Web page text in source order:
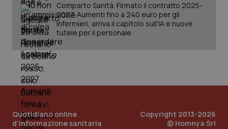
Comparto Sanità. Firmato il contratto 2025-
2027. Aumenti fino a 240 euro per gli
infermieri, arriva il capitolo sull'IA e nuove
tutele per il personale
Quotidiano online
d'informazione sanitaria
Copyright 2013-2026
© Homnya Srl